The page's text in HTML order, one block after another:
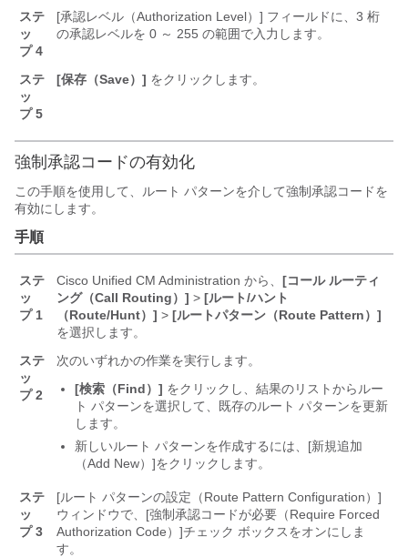
ステ
ッ
プ 4
[承認レベル（Authorization Level）] フィールドに、3 桁
の承認レベルを 0 ～ 255 の範囲で入力します。
ステ
ッ
プ 5
[保存（Save）] をクリックします。
強制承認コードの有効化
この手順を使用して、ルート パターンを介して強制承認コードを
有効にします。
手順
ステ
ッ
プ 1
Cisco Unified CM Administration から、 [コール ルーティ
ング（Call Routing）] > [ルート/ハント
（Route/Hunt）] > [ルートパターン（Route Pattern）]
を選択します。
ステ
ッ
プ 2
次のいずれかの作業を実行します。
[検索（Find）] をクリックし、結果のリストからルー
ト パターンを選択して、既存のルート パターンを更新
します。
新しいルート パターンを作成するには、[新規追加
（Add New）]をクリックします。
ステ
ッ
プ 3
[ルート パターンの設定（Route Pattern Configuration）]
ウィンドウで、[強制承認コードが必要（Require Forced
Authorization Code）]チェック ボックスをオンにしま
す。